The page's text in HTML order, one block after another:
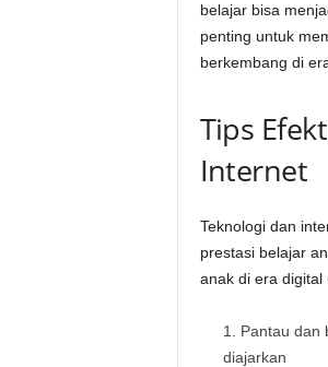
belajar bisa
penting untuk
berkembang di
Tips
Internet
Teknologi dan
prestasi belajar
anak di era digital
Pantau dan
diajarkan